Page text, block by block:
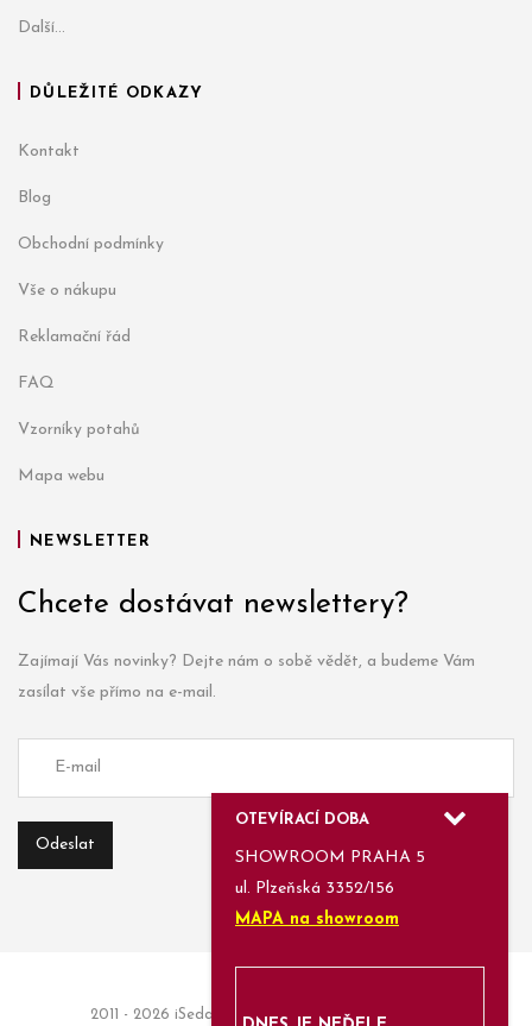
Další...
DŮLEŽITÉ ODKAZY
Kontakt
Blog
Obchodní podmínky
Vše o nákupu
Reklamační řád
FAQ
Vzorníky potahů
Mapa webu
NEWSLETTER
Chcete dostávat newslettery?
Zajímají Vás novinky? Dejte nám o sobě vědět, a budeme Vám
zasílat vše přímo na e-mail.
2011 - 2026 iSedačky.cz | Informace a objednávky:
OTEVÍRACÍ DOBA
SHOWROOM PRAHA 5
ul. Plzeňská 3352/156
MAPA na showroom